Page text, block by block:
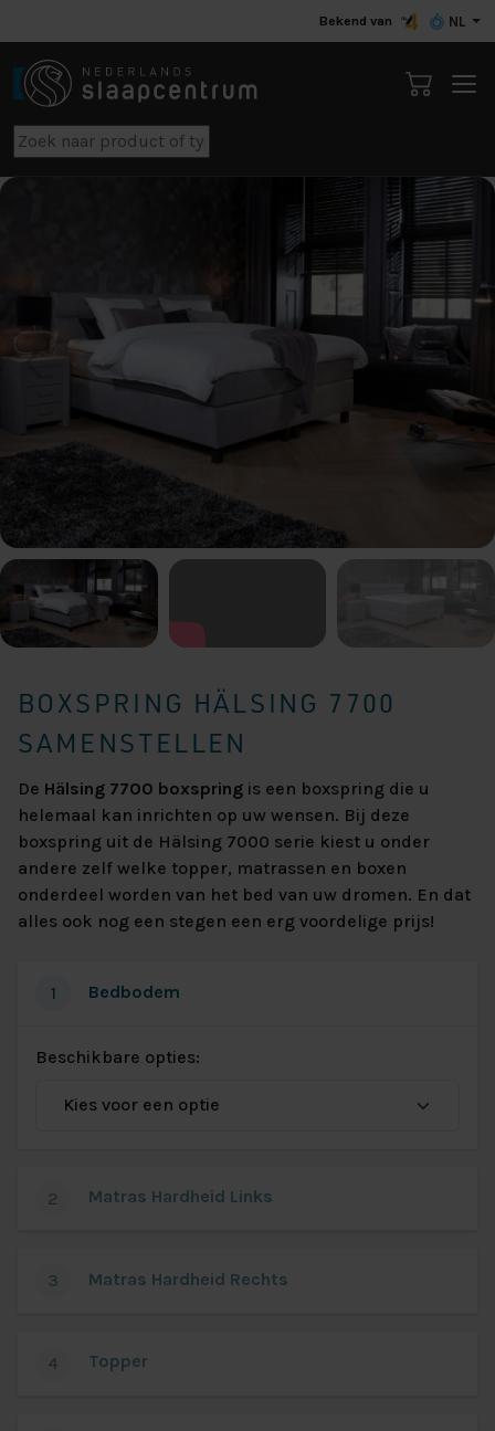
Bekend van NL
BOXSPRING HÄLSING 7700
SAMENSTELLEN
De Hälsing 7700 boxspring is een boxspring die u
helemaal kan inrichten op uw wensen. Bij deze
boxspring uit de Hälsing 7000 serie kiest u onder
andere zelf welke topper, matrassen en boxen
onderdeel worden van het bed van uw dromen. En dat
alles ook nog een stegen een erg voordelige prijs!
1 Bedbodem
Beschikbare opties:
2 Matras Hardheid Links
3 Matras Hardheid Rechts
4 Topper